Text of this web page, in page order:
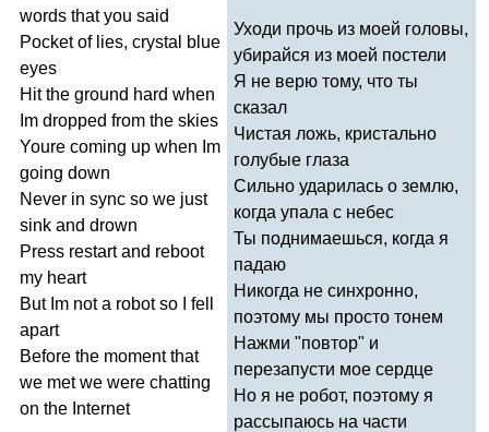
words that you said
Pocket of lies, crystal
blue
eyes
Hit the ground hard when
Im dropped from the skies
Youre coming up when Im
going down
Never in sync so we just
sink and drown
Press restart and reboot
my heart
But Im not a robot so
fell
apart
Before the moment that
we met we were chatting
on the Internet
Уходи прочь из моей головы,
убирайся из моей постели
Я не верю тому, что ты
сказал
Чистая ложь, кристально
голубые глаза
Сильно ударилась о землю,
когда упала с небес
Ты поднимаешься, когда я
падаю
Никогда не синхронно,
поэтому мы просто тонем
Нажми "повтор" и
перезапусти мое сердце
Но я не робот, поэтому я
рассыпаюсь на части